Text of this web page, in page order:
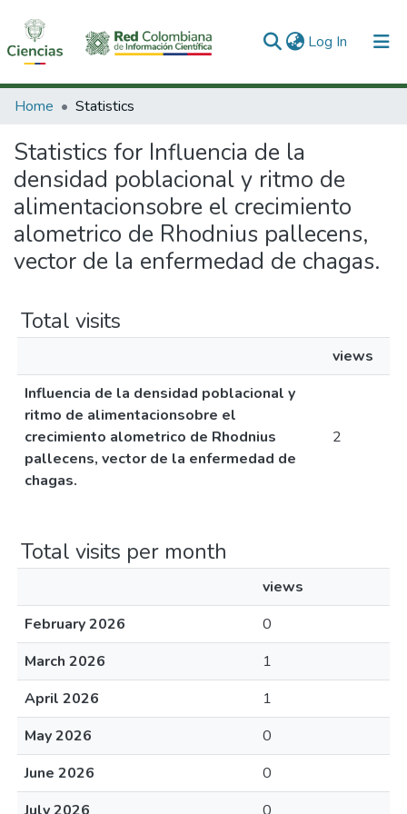
Log In (current)
Communities & Collections
All of DSpace
Home Statistics
Statistics for Influencia de la
densidad poblacional y ritmo de
alimentacionsobre el crecimiento
alometrico de Rhodnius pallecens,
vector de la enfermedad de chagas.
Total visits
views
Influencia de la densidad poblacional y
ritmo de alimentacionsobre el
crecimiento alometrico de Rhodnius
pallecens, vector de la enfermedad de
chagas.
2
Total visits per month
views
February 2026
0
March 2026
1
April 2026
1
May 2026
0
June 2026
0